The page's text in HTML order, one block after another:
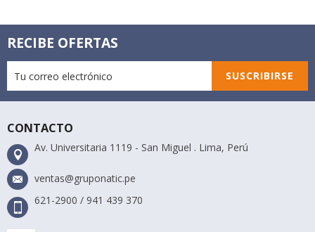
RECIBE OFERTAS
SUSCRIBIRSE
CONTACTO
Av. Universitaria 1119 - San Miguel . Lima, Perú
ventas@gruponatic.pe
621-2900 / 941 439 370